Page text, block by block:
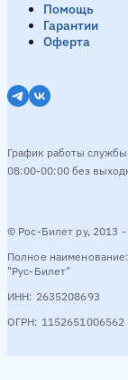
Помощь
Гарантии
Оферта
© Рос-Билет ру, 2013
Полное
"Рус-Билет"
ИНН: 2635208693
ОГРН: 1152651006562
График работы
08:00-00:00 без